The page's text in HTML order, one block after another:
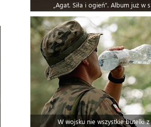
„Agat. Siła i ogień”. Album już w
W wojsku nie wszystkie butelki z